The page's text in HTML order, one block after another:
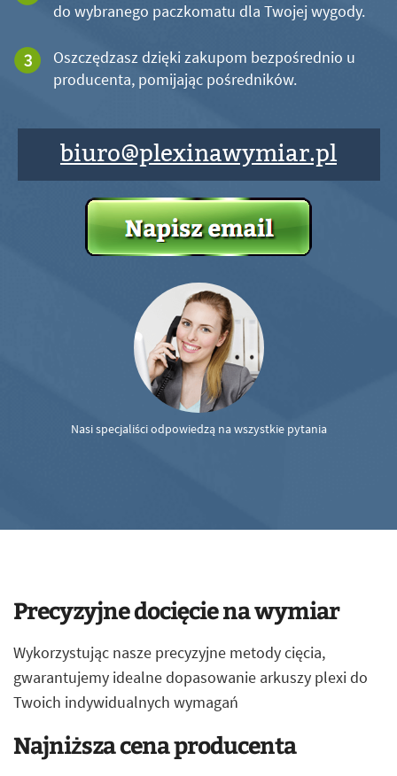
do wybranego paczkomatu dla Twojej wygody.
Oszczędzasz dzięki zakupom bezpośrednio u
producenta, pomijając pośredników.
biuro@plexinawymiar.pl
Nasi specjaliści odpowiedzą na wszystkie pytania
Precyzyjne docięcie na wymiar
Wykorzystując nasze precyzyjne metody cięcia,
gwarantujemy idealne dopasowanie arkuszy plexi do
Twoich indywidualnych wymagań
Najniższa cena producenta